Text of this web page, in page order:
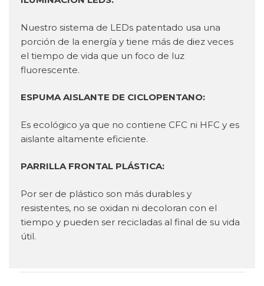
Nuestro sistema de LEDs patentado usa una
porción de la energía y tiene más de diez veces
el tiempo de vida que un foco de luz
fluorescente.
ESPUMA AISLANTE DE CICLOPENTANO:
Es ecológico ya que no contiene CFC ni HFC y es
aislante altamente eficiente.
PARRILLA FRONTAL PLÁSTICA:
Por ser de plástico son más durables y
resistentes, no se oxidan ni decoloran con el
tiempo y pueden ser recicladas al final de su vida
útil.